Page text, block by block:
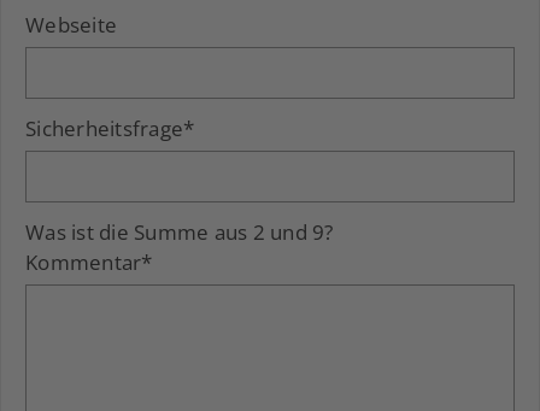
Webseite
Sicherheitsfrage*
Was ist die Summe aus 2 und 9?
Kommentar*